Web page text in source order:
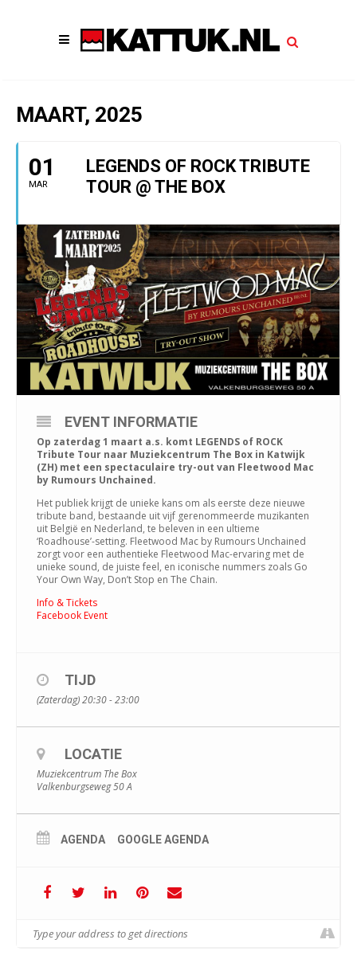
MAART, 2025
01
MAR
LEGENDS OF ROCK TRIBUTE
TOUR @ THE BOX
EVENT INFORMATIE
Op zaterdag 1 maart a.s. komt LEGENDS of ROCK
Tribute Tour naar Muziekcentrum The Box in Katwijk
(ZH) met een spectaculaire try-out van Fleetwood Mac
by Rumours Unchained.
Het publiek krijgt de unieke kans om als eerste deze nieuwe
tribute band, bestaande uit vijf gerenommeerde muzikanten
uit België en Nederland, te beleven in een ultieme
‘Roadhouse’-setting. Fleetwood Mac by Rumours Unchained
zorgt voor een authentieke Fleetwood Mac-ervaring met de
unieke sound, de juiste feel, en iconische nummers zoals Go
Your Own Way, Don’t Stop en The Chain.
Info & Tickets
Facebook Event
TIJD
(Zaterdag) 20:30 - 23:00
LOCATIE
Muziekcentrum The Box
Valkenburgseweg 50 A
AGENDA GOOGLE AGENDA